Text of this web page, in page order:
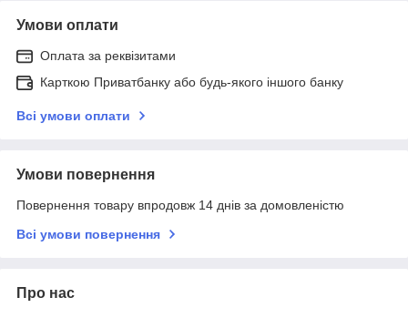
Умови оплати
Оплата за реквізитами
Карткою Приватбанку або будь-якого іншого банку
Всі умови оплати
Умови повернення
Повернення товару впродовж 14 днів за домовленістю
Всі умови повернення
Про нас